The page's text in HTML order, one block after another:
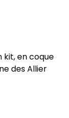
kit, en coque
des Allier